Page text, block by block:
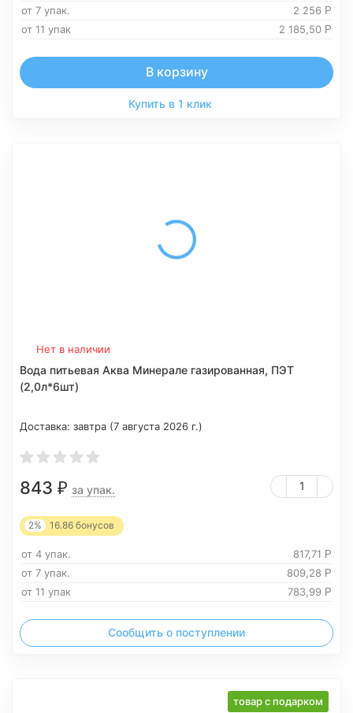
от 7 упак. 2 256 Р
от 11 упак 2 185,50 Р
В корзину
Купить в 1 клик
Нет в наличии
Вода питьевая Аква Минерале газированная, ПЭТ
(2,0л*6шт)
Доставка: завтра (7 августа 2026 г.)
843 ₽ за упак.
2% 16.86 бонусов
от 4 упак. 817,71 Р
от 7 упак. 809,28 Р
от 11 упак 783,99 Р
Сообщить о поступлении
товар с подарком